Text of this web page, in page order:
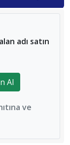
adı satın
Al
ve